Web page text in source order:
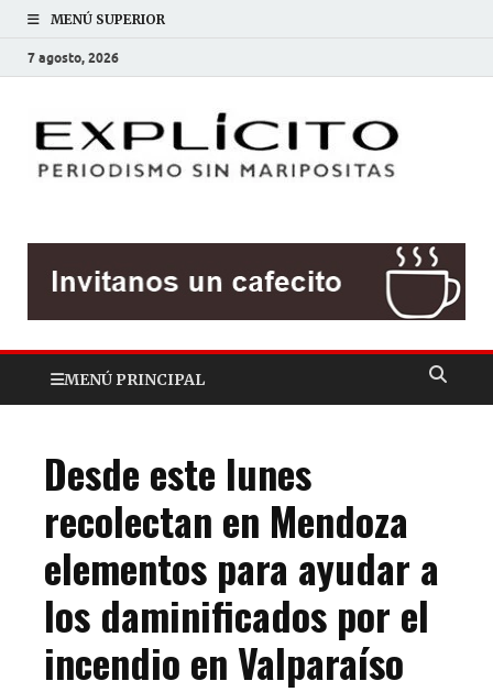
MENÚ SUPERIOR
7 agosto, 2026
MENÚ PRINCIPAL
Desde este lunes
recolectan en Mendoza
elementos para ayudar a
los daminificados por el
incendio en Valparaíso